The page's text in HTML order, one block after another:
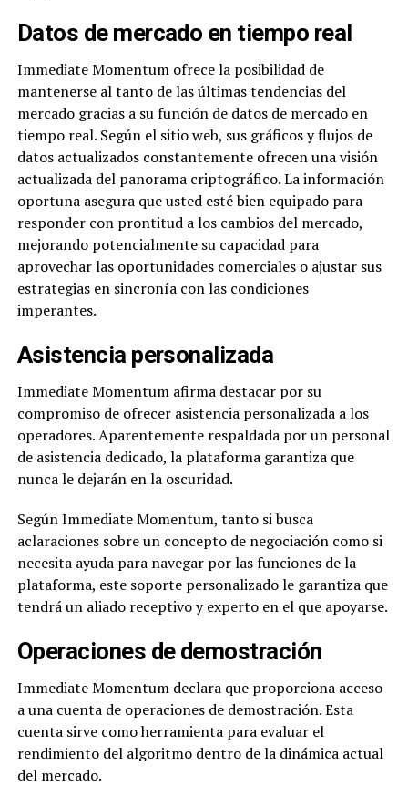
Datos de mercado en tiempo real
Immediate Momentum ofrece la posibilidad de
mantenerse al tanto de las últimas tendencias del
mercado gracias a su función de datos de mercado en
tiempo real. Según el sitio web, sus gráficos y flujos de
datos actualizados constantemente ofrecen una visión
actualizada del panorama criptográfico. La información
oportuna asegura que usted esté bien equipado para
responder con prontitud a los cambios del mercado,
mejorando potencialmente su capacidad para
aprovechar las oportunidades comerciales o ajustar sus
estrategias en sincronía con las condiciones
imperantes.
Asistencia personalizada
Immediate Momentum afirma destacar por su
compromiso de ofrecer asistencia personalizada a los
operadores. Aparentemente respaldada por un personal
de asistencia dedicado, la plataforma garantiza que
nunca le dejarán en la oscuridad.
Según Immediate Momentum, tanto si busca
aclaraciones sobre un concepto de negociación como si
necesita ayuda para navegar por las funciones de la
plataforma, este soporte personalizado le garantiza que
tendrá un aliado receptivo y experto en el que apoyarse.
Operaciones de demostración
Immediate Momentum declara que proporciona acceso
a una cuenta de operaciones de demostración. Esta
cuenta sirve como herramienta para evaluar el
rendimiento del algoritmo dentro de la dinámica actual
del mercado.